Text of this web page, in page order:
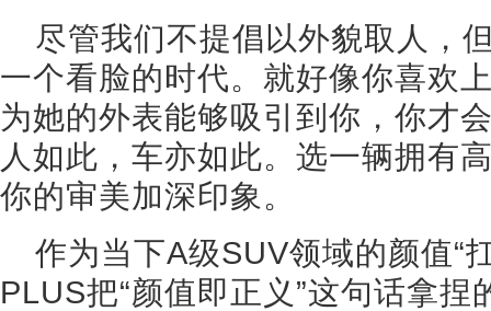
尽管我们不提倡以外貌取人，
一个看脸的时代。就好像你喜欢
为她的外表能够吸引到你，你才
人如此，车亦如此。选一辆拥有
你的审美加深印象。
作为当下A级SUV领域的颜值“
PLUS把“颜值即正义”这句话拿